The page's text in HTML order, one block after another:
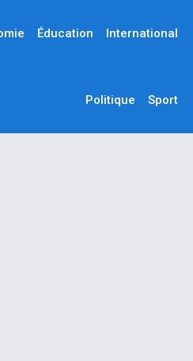
Éducation International
Politique Sport